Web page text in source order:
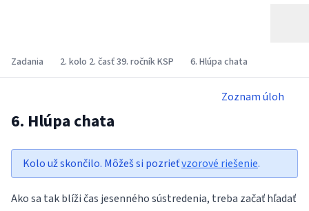
Zadania 2. kolo 2. časť 39. ročník KSP 6. Hlúpa chata
Zoznam úloh
6. Hlúpa chata
Kolo už skončilo. Môžeš si pozrieťvzorové riešenie.
Ako sa tak blíži čas jesenného sústredenia, treba začať hľadať